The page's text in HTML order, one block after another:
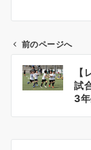
前のページへ
試
3